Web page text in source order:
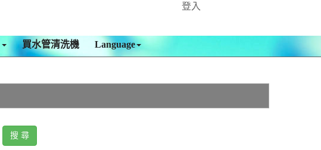
登入
買水管清洗機 Language